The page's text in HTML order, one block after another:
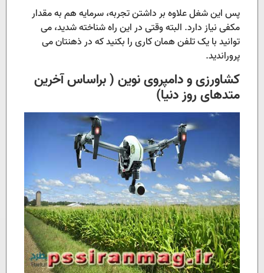
پس این شغل علاوه بر داشتن تجربه، سرمایه هم به مقدار
مکفی نیاز دارد. البته وقتی در این راه شناخته شدید، می
توانید با یک تلفن همان کاری را بکنید که در ذهنتان می
پروراندید.
کشاورزی و دامپروی نوین ( براساس آخرین
متدهای روز دنیا)